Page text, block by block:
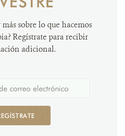
más sobre lo que hacemos
Regístrate para recibir
adicional.